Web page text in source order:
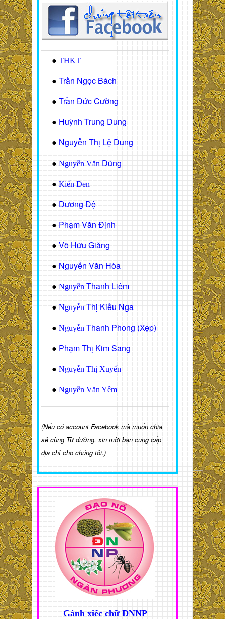
● THKT
● Trần Ngọc Bách
● Trần Đức Cường
● Huỳnh Trung Dung
● Nguyễn Thị Lệ Dung
● Nguyễn Văn Dũng
● Kiến Đen
● Dương Đệ
● Phạm Văn Định
● Võ Hữu Giảng
● Nguyễn Văn Hòa
● Nguyễn Thanh Liêm
● Nguyễn Thị Kiều Nga
● Nguyễn Thanh Phong (Xẹp)
● Phạm Thị Kim Sang
● Nguyễn Thị Xuyến
● Nguyễn Văn Yêm
(Nếu có account Facebook mà muốn chia
sẻ cùng Từ đường, xin mời bạn cung cấp
địa chỉ cho chúng tôi.)
Gánh xiếc chữ ĐNNP